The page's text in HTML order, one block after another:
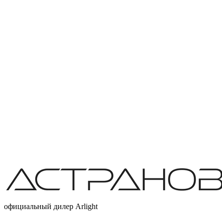
официальный дилер Arlight